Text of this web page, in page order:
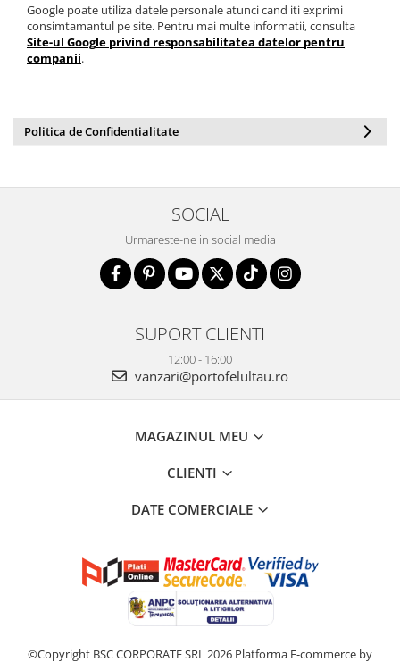
Google poate utiliza datele personale atunci cand iti exprimi
consimtamantul pe site. Pentru mai multe informatii, consulta
Site-ul Google privind responsabilitatea datelor pentru
companii.
Politica de Confidentialitate
SOCIAL
Urmareste-ne in social media
SUPORT CLIENTI
12:00 - 16:00
vanzari@portofelultau.ro
MAGAZINUL MEU
CLIENTI
DATE COMERCIALE
©Copyright BSC CORPORATE SRL 2026 Platforma E-commerce by